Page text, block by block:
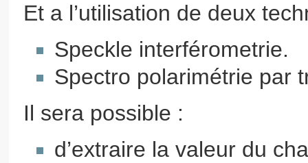
Et a l’utilisation de deux
Speckle interférometrie.
Spectro polarimétrie par
Il sera possible :
d’extraire la valeur du